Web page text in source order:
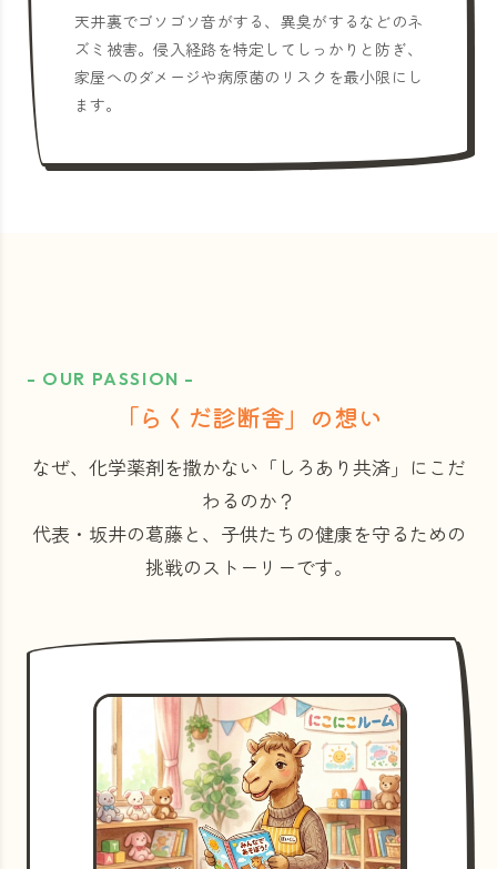
天井裏でゴソゴソ音がする、異臭がするなどのネ
ズミ被害。侵入経路を特定してしっかりと防ぎ、
家屋へのダメージや病原菌のリスクを最小限にし
ます。
- OUR PASSION -
「らくだ診断舎」の想い
なぜ、化学薬剤を撒かない「しろあり共済」にこだ
わるのか？
代表・坂井の葛藤と、子供たちの健康を守るための
挑戦のストーリーです。